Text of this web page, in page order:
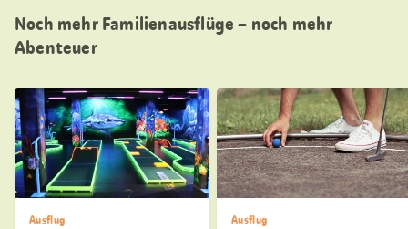
Noch mehr Familienausflüge – noch mehr
Abenteuer
Ausflug Ausflug